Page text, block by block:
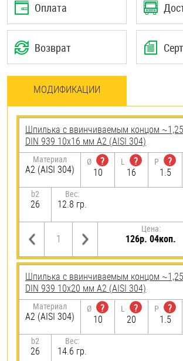
Оплата
Возврат
МОДИФИКАЦИИ
Шпилька c ввинчиваемым концом
DIN 939 10х16 мм А2 (AISI 304)
Материал
А2 (AISI 304)
Ø
?
10
L
?
16
P
?
1.5
b2
26
Вес:
12.8 гр.
Цена:
126р. 04коп.
Шпилька c ввинчиваемым концом
DIN 939 10х20 мм А2 (AISI 304)
Материал
А2 (AISI 304)
Ø
?
10
L
?
20
P
?
1.5
b2
26
Вес:
14.6 гр.